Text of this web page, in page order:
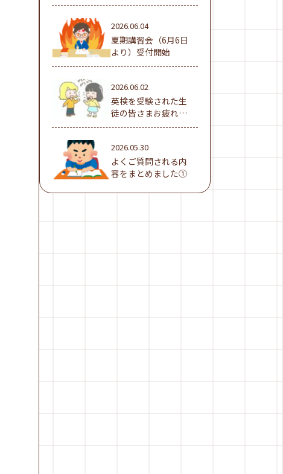
休み編①）
2026.06.04
夏期講習会（6月6日
より）受付開始
2026.06.02
英検を受験された生
徒の皆さまお疲れ様
でした！
2026.05.30
よくご質問される内
容をまとめました①